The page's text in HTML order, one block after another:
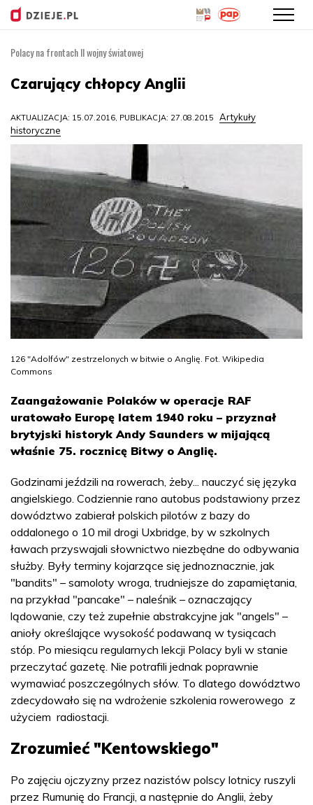
treści
Polacy na frontach II wojny światowej
Czarujący chłopcy Anglii
AKTUALIZACJA: 15.07.2016, PUBLIKACJA: 27.08.2015
Artykuły
historyczne
126 "Adolfów" zestrzelonych w bitwie o Anglię. Fot. Wikipedia
Commons
Zaangażowanie Polaków w operacje RAF
uratowało Europę latem 1940 roku – przyznał
brytyjski historyk Andy Saunders w mijającą
właśnie 75. rocznicę Bitwy o Anglię.
Godzinami jeździli na rowerach, żeby... nauczyć się języka
angielskiego. Codziennie rano autobus podstawiony przez
dowództwo zabierał polskich pilotów z bazy do
oddalonego o 10 mil drogi Uxbridge, by w szkolnych
ławach przyswajali słownictwo niezbędne do odbywania
służby. Były terminy kojarzące się jednoznacznie, jak
"bandits" – samoloty wroga, trudniejsze do zapamiętania,
na przykład "pancake" – naleśnik – oznaczający
lądowanie, czy też zupełnie abstrakcyjne jak "angels" –
anioły określające wysokość podawaną w tysiącach
stóp. Po miesiącu regularnych lekcji Polacy byli w stanie
przeczytać gazetę. Nie potrafili jednak poprawnie
wymawiać poszczególnych słów. To dlatego dowództwo
zdecydowało się na wdrożenie szkolenia rowerowego z
użyciem radiostacji.
Zrozumieć "Kentowskiego"
Po zajęciu ojczyzny przez nazistów polscy lotnicy ruszyli
przez Rumunię do Francji, a następnie do Anglii, żeby